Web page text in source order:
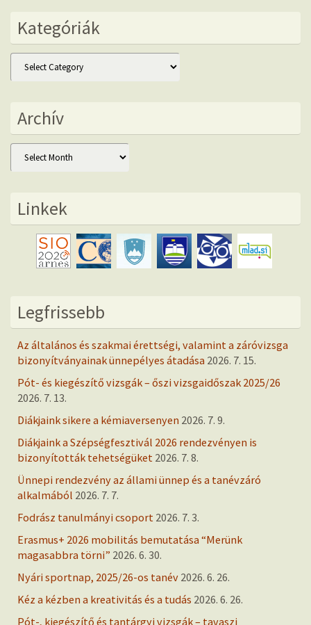
Kategóriák
Kategóriák
Archív
Archív
Linkek
Legfrissebb
Az általános és szakmai érettségi, valamint a záróvizsga
bizonyítványainak ünnepélyes átadása 2026. 7. 15.
Pót- és kiegészítő vizsgák – őszi vizsgaidőszak 2025/26
2026. 7. 13.
Diákjaink sikere a kémiaversenyen 2026. 7. 9.
Diákjaink a Szépségfesztivál 2026 rendezvényen is
bizonyították tehetségüket 2026. 7. 8.
Ünnepi rendezvény az állami ünnep és a tanévzáró
alkalmából 2026. 7. 7.
Fodrász tanulmányi csoport 2026. 7. 3.
Erasmus+ 2026 mobilitás bemutatása “Merünk
magasabbra törni” 2026. 6. 30.
Nyári sportnap, 2025/26-os tanév 2026. 6. 26.
Kéz a kézben a kreativitás és a tudás 2026. 6. 26.
Pót-, kiegészítő és tantárgyi vizsgák – tavaszi